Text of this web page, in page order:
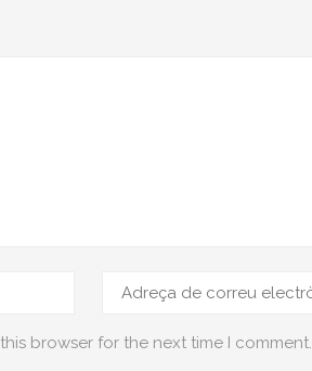
browser for the next time I comment.